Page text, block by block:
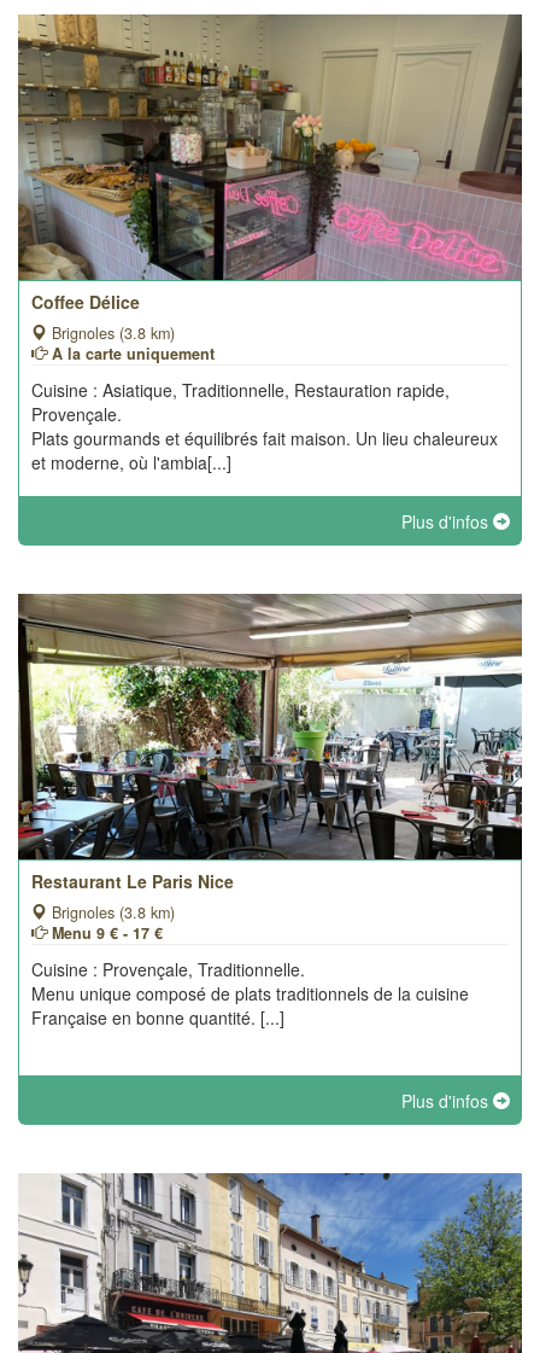
Coffee Délice
Brignoles (3.8 km)
A la carte uniquement
Cuisine : Asiatique, Traditionnelle, Restauration rapide,
Provençale.
Plats gourmands et équilibrés fait maison. Un lieu chaleureux
et moderne, où l'ambia[...]
Plus d'infos
Restaurant Le Paris Nice
Brignoles (3.8 km)
Menu 9 € - 17 €
Cuisine : Provençale, Traditionnelle.
Menu unique composé de plats traditionnels de la cuisine
Française en bonne quantité. [...]
Plus d'infos